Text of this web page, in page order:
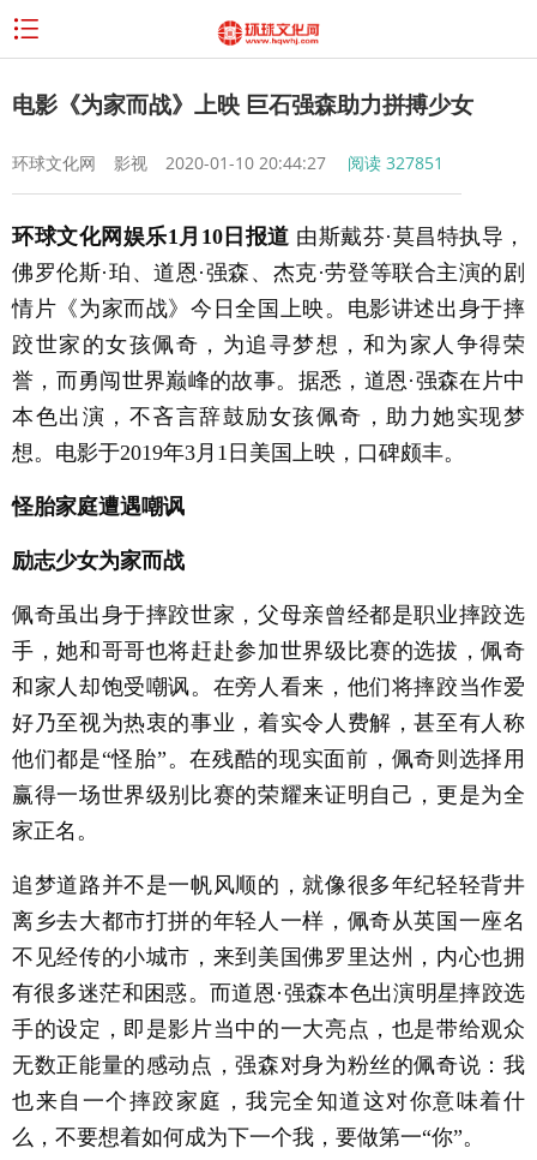
电影《为家而战》上映 巨石强森助力拼搏少女
环球文化网 影视 2020-01-10 20:44:27 阅读 327851
环球文化网娱乐1月10日报道 由斯戴芬·莫昌特执导，
佛罗伦斯·珀、道恩·强森、杰克·劳登等联合主演的剧
情片《为家而战》今日全国上映。电影讲述出身于摔
跤世家的女孩佩奇，为追寻梦想，和为家人争得荣
誉，而勇闯世界巅峰的故事。据悉，道恩·强森在片中
本色出演，不吝言辞鼓励女孩佩奇，助力她实现梦
想。电影于2019年3月1日美国上映，口碑颇丰。
怪胎家庭遭遇嘲讽
励志少女为家而战
佩奇虽出身于摔跤世家，父母亲曾经都是职业摔跤选
手，她和哥哥也将赶赴参加世界级比赛的选拔，佩奇
和家人却饱受嘲讽。在旁人看来，他们将摔跤当作爱
好乃至视为热衷的事业，着实令人费解，甚至有人称
他们都是“怪胎”。在残酷的现实面前，佩奇则选择用
赢得一场世界级别比赛的荣耀来证明自己，更是为全
家正名。
追梦道路并不是一帆风顺的，就像很多年纪轻轻背井
离乡去大都市打拼的年轻人一样，佩奇从英国一座名
不见经传的小城市，来到美国佛罗里达州，内心也拥
有很多迷茫和困惑。而道恩·强森本色出演明星摔跤选
手的设定，即是影片当中的一大亮点，也是带给观众
无数正能量的感动点，强森对身为粉丝的佩奇说：我
也来自一个摔跤家庭，我完全知道这对你意味着什
么，不要想着如何成为下一个我，要做第一“你”。